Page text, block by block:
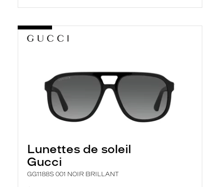
Lunettes de soleil
Gucci
GG1188S 001 NOIR BRILLANT